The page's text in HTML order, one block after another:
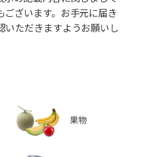
ございます。お手元に届き
いただきますようお願いし